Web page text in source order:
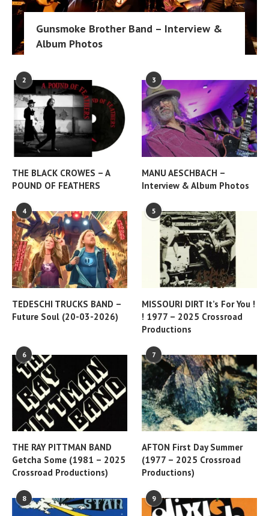
Gunsmoke Brother Band – Interview &
Album Photos
2
THE BLACK CROWES – A
POUND OF FEATHERS
3
MANU AESCHBACH –
Interview & Album Photos
4
TEDESCHI TRUCKS BAND –
Future Soul (20-03-2026)
5
MISSOURI DIRT It’s For You !
! 1977 – 2025 Crossroad
Productions
6
THE RAY PITTMAN BAND
Getcha Some (1981 – 2025
Crossroad Productions)
7
AFTON First Day Summer
(1977 – 2025 Crossroad
Productions)
8 9